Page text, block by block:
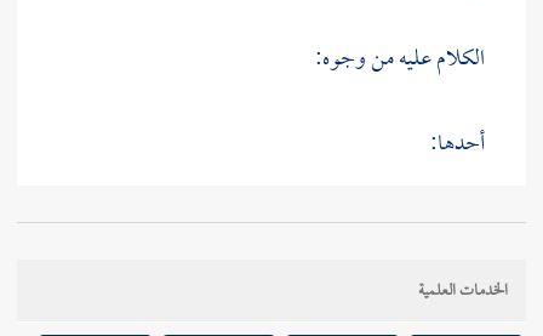
الكلام عليه من وجوه:
أحدها:
حديثأبي سعيدهذا أخرجهالبخاريفي الحيض مسندا
كما ستعلمه، وأخرجه
أخرجه في كتاب العلم، عنالخدمات العلمية